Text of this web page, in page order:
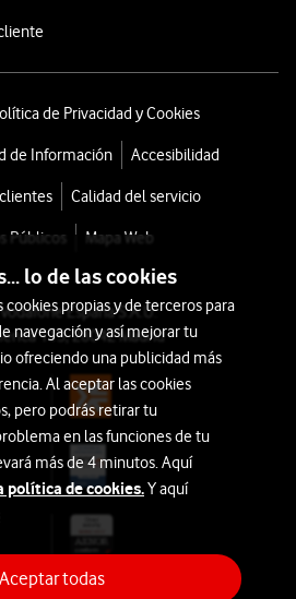
de Privacidad y Cookies
de Información Accesibilidad
Calidad del servicio
Públicos Mapa Web
España S.A.U.
115, 28042 Madrid
lo de las cookies
cookies propias y de terceros para
navegación y así mejorar tu
ofreciendo una publicidad más
Al aceptar las cookies
pero podrás retirar tu
en las funciones de tu
más de 4 minutos. Aquí
política de cookies.Y aquí
Aceptar todas